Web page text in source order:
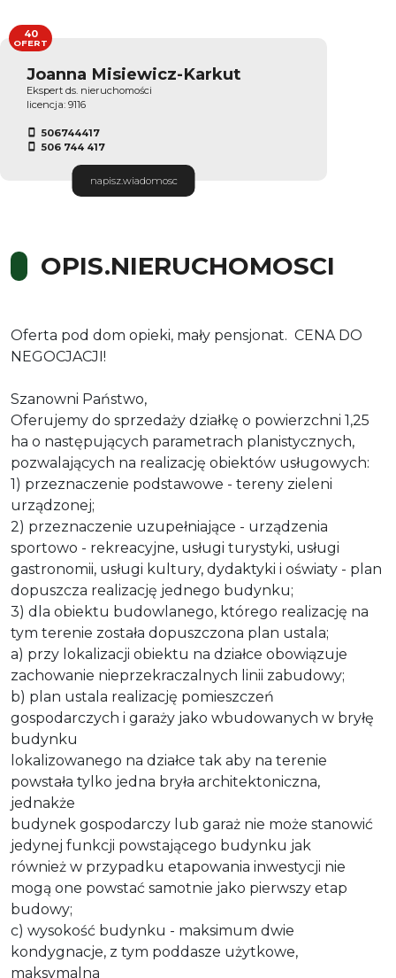
Joanna Misiewicz-Karkut
Ekspert ds. nieruchomości
licencja: 9116
506744417
506 744 417
napisz.wiadomosc
40
OFERT
OPIS.NIERUCHOMOSCI
Oferta pod dom opieki, mały pensjonat. CENA DO
NEGOCJACJI!
Szanowni Państwo,
Oferujemy do sprzedaży działkę o powierzchni 1,25
ha o następujących parametrach planistycznych,
pozwalających na realizację obiektów usługowych:
1) przeznaczenie podstawowe - tereny zieleni
urządzonej;
2) przeznaczenie uzupełniające - urządzenia
sportowo - rekreacyjne, usługi turystyki, usługi
gastronomii, usługi kultury, dydaktyki i oświaty - plan
dopuszcza realizację jednego budynku;
3) dla obiektu budowlanego, którego realizację na
tym terenie została dopuszczona plan ustala;
a) przy lokalizacji obiektu na działce obowiązuje
zachowanie nieprzekraczalnych linii zabudowy;
b) plan ustala realizację pomieszczeń
gospodarczych i garaży jako wbudowanych w bryłę
budynku
lokalizowanego na działce tak aby na terenie
powstała tylko jedna bryła architektoniczna,
jednakże
budynek gospodarczy lub garaż nie może stanowić
jedynej funkcji powstającego budynku jak
również w przypadku etapowania inwestycji nie
mogą one powstać samotnie jako pierwszy etap
budowy;
c) wysokość budynku - maksimum dwie
kondygnacje, z tym poddasze użytkowe,
maksymalna